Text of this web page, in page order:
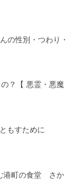
の性別・つわり・
？【 悪霊・悪魔
もすために
港町の食堂 さか